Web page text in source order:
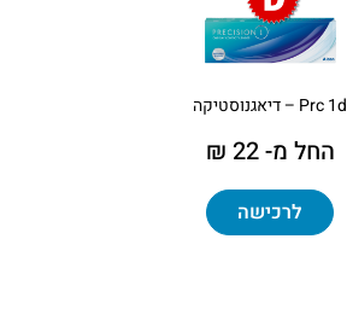
Prc 1d – דיאגנוסטיקה
החל מ- 22 ₪
לרכישה